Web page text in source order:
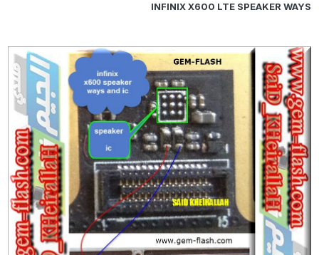
INFINIX X600 LTE SPEAKER WAYS